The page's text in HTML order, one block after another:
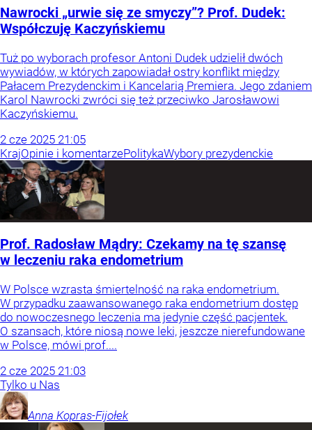
Nawrocki „urwie się ze smyczy”? Prof. Dudek:
Współczuję Kaczyńskiemu
Tuż po wyborach profesor Antoni Dudek udzielił dwóch
wywiadów, w których zapowiadał ostry konflikt między
Pałacem Prezydenckim i Kancelarią Premiera. Jego zdaniem
Karol Nawrocki zwróci się też przeciwko Jarosławowi
Kaczyńskiemu.
2 cze 2025 21:05
KrajOpinie i komentarzePolitykaWybory prezydenckie
Prof. Radosław Mądry: Czekamy na tę szansę
w leczeniu raka endometrium
W Polsce wzrasta śmiertelność na raka endometrium.
W przypadku zaawansowanego raka endometrium dostęp
do nowoczesnego leczenia ma jedynie część pacjentek.
O szansach, które niosą nowe leki, jeszcze nierefundowane
w Polsce, mówi prof....
2 cze 2025 21:03
Tylko u Nas
Anna Kopras-Fijołek